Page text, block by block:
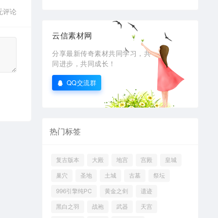
评论
云信素材网
分享最新传奇素材共同学习，共
同进步，共同成长！
QQ交流群
热门标签
复古版本 大殿 地宫 宫殿 皇城
巢穴 圣地 土城 古墓 祭坛
996引擎纯PC 黄金之剑 遗迹
黑白之羽 战袍 武器 天宫